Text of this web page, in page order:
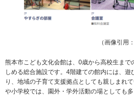
（画像引用
熊本市こども文化会館は、0歳から高校生まで
しめる総合施設です。4階建ての館内には、
り、地域の子育て支援拠点としても親しまれ
や小学校では、園外・学外活動の場としても多